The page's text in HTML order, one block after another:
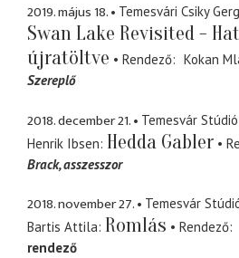
2019. május 18. Temesvári Csiky
Swan Lake Revisited -
újratöltve
Rendező
Kokan
Szereplő
2018. december 21.
Temesvár Stúdió
Henrik Ibsen Hedda Gabler
Brack asszesszor
2018. november 27.
Temesvár
Bartis Attila Romlás Rendező
rendező